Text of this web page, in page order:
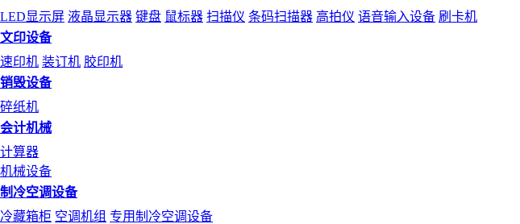
LED显示屏 液晶显示器 键盘 鼠标器 扫描仪 条码扫描器 高拍仪 语音输入设备 刷卡机
文印设备
速印机 装订机 胶印机
销毁设备
碎纸机
会计机械
计算器
机械设备
制冷空调设备
冷藏箱柜 空调机组 专用制冷空调设备